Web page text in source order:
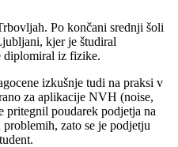
Po končani srednji šoli
kjer je študiral
diplomiral iz fizike.
izkušnje tudi na praksi v
za aplikacije NVH (noise,
pritegnil poudarek podjetja na
zato se je podjetju